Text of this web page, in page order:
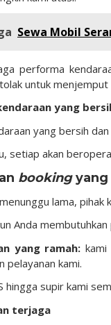
Sewa Mobil
performa
untuk
yang
yang bersih
setiap akan
booking
lama,
Anda
yang ramah:
pelayanan kami.
hingga supir kami
terjaga